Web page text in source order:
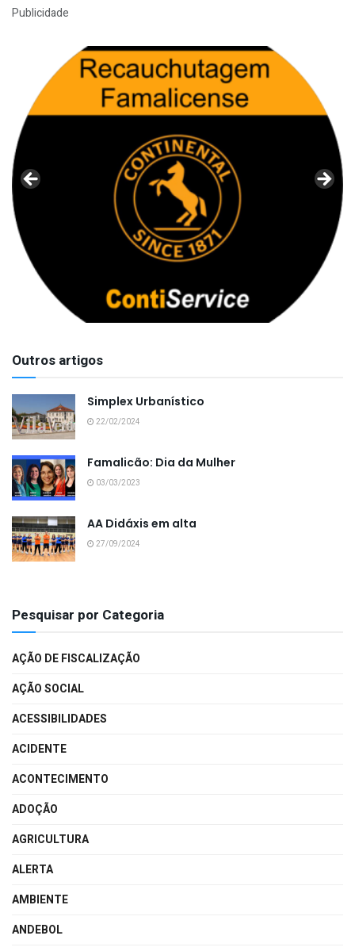
Publicidade
Outros artigos
Simplex Urbanístico
22/02/2024
Famalicão: Dia da Mulher
03/03/2023
AA Didáxis em alta
27/09/2024
Pesquisar por Categoria
AÇÃO DE FISCALIZAÇÃO
AÇÃO SOCIAL
ACESSIBILIDADES
ACIDENTE
ACONTECIMENTO
ADOÇÃO
AGRICULTURA
ALERTA
AMBIENTE
ANDEBOL